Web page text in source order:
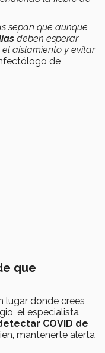
sepan que aunque
deben esperar
aislamiento y evitar
de
que
lugar donde crees
el especialista
COVID de
mantenerte alerta